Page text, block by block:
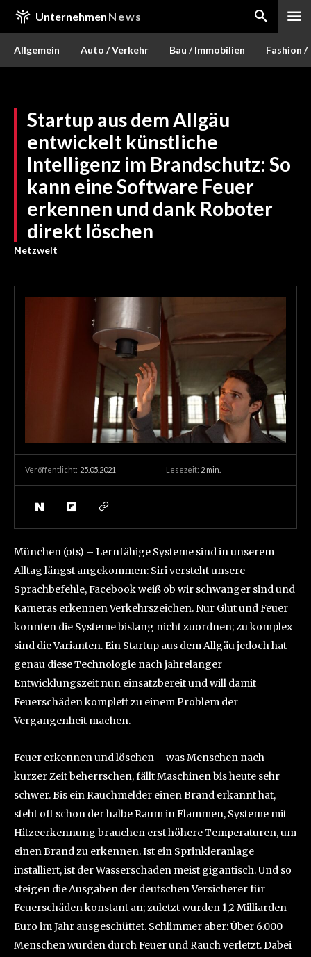
Unternehmen News
Allgemein Auto / Verkehr Bau / Immobilien Fashion /
Startup aus dem Allgäu
entwickelt künstliche
Intelligenz im Brandschutz: So
kann eine Software Feuer
erkennen und dank Roboter
direkt löschen
Netzwelt
Veröffentlicht: 25.05.2021 Lesezeit: 2 min.
München (ots) – Lernfähige Systeme sind in unserem
Alltag längst angekommen: Siri versteht unsere
Sprachbefehle, Facebook weiß ob wir schwanger sind und
Kameras erkennen Verkehrszeichen. Nur Glut und Feuer
konnten die Systeme bislang nicht zuordnen; zu komplex
sind die Varianten. Ein Startup aus dem Allgäu jedoch hat
genau diese Technologie nach jahrelanger
Entwicklungszeit nun einsatzbereit und will damit
Feuerschäden komplett zu einem Problem der
Vergangenheit machen.
Feuer erkennen und löschen – was Menschen nach
kurzer Zeit beherrschen, fällt Maschinen bis heute sehr
schwer. Bis ein Rauchmelder einen Brand erkannt hat,
steht oft schon der halbe Raum in Flammen, Systeme mit
Hitzeerkennung brauchen erst höhere Temperaturen, um
einen Brand zu erkennen. Ist ein Sprinkleranlage
installiert, ist der Wasserschaden meist gigantisch. Und so
steigen die Ausgaben der deutschen Versicherer für
Feuerschäden konstant an; zuletzt wurden 1,2 Milliarden
Euro im Jahr ausgeschüttet. Schlimmer aber: Über 6.000
Menschen wurden durch Feuer und Rauch verletzt. Dabei